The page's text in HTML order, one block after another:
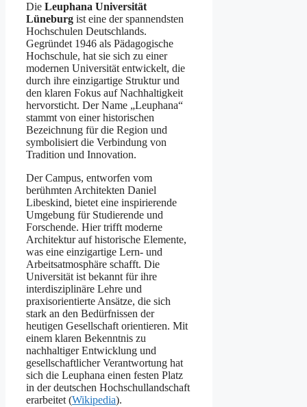
Die Leuphana Universität
Lüneburg ist eine der spannendsten
Hochschulen Deutschlands.
Gegründet 1946 als Pädagogische
Hochschule, hat sie sich zu einer
modernen Universität entwickelt, die
durch ihre einzigartige Struktur und
den klaren Fokus auf Nachhaltigkeit
hervorsticht. Der Name „Leuphana“
stammt von einer historischen
Bezeichnung für die Region und
symbolisiert die Verbindung von
Tradition und Innovation​.
Der Campus, entworfen vom
berühmten Architekten Daniel
Libeskind, bietet eine inspirierende
Umgebung für Studierende und
Forschende. Hier trifft moderne
Architektur auf historische Elemente,
was eine einzigartige Lern- und
Arbeitsatmosphäre schafft. Die
Universität ist bekannt für ihre
interdisziplinäre Lehre und
praxisorientierte Ansätze, die sich
stark an den Bedürfnissen der
heutigen Gesellschaft orientieren. Mit
einem klaren Bekenntnis zu
nachhaltiger Entwicklung und
gesellschaftlicher Verantwortung hat
sich die Leuphana einen festen Platz
in der deutschen Hochschullandschaft
erarbeitet​ (Wikipedia)​.